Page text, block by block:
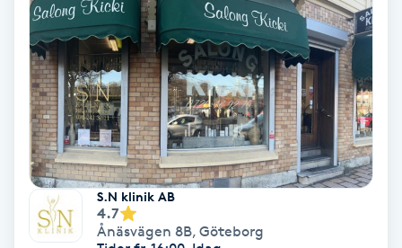
Nageltrång
Nagelvård
Naglar borttagning
Naglar reparation
Naprapati
S.N klinik AB
4.7
Ånäsvägen 8B, Göteborg